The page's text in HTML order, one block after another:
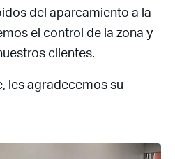
del aparcamiento a la
el control de la zona y
clientes.
les agradecemos su